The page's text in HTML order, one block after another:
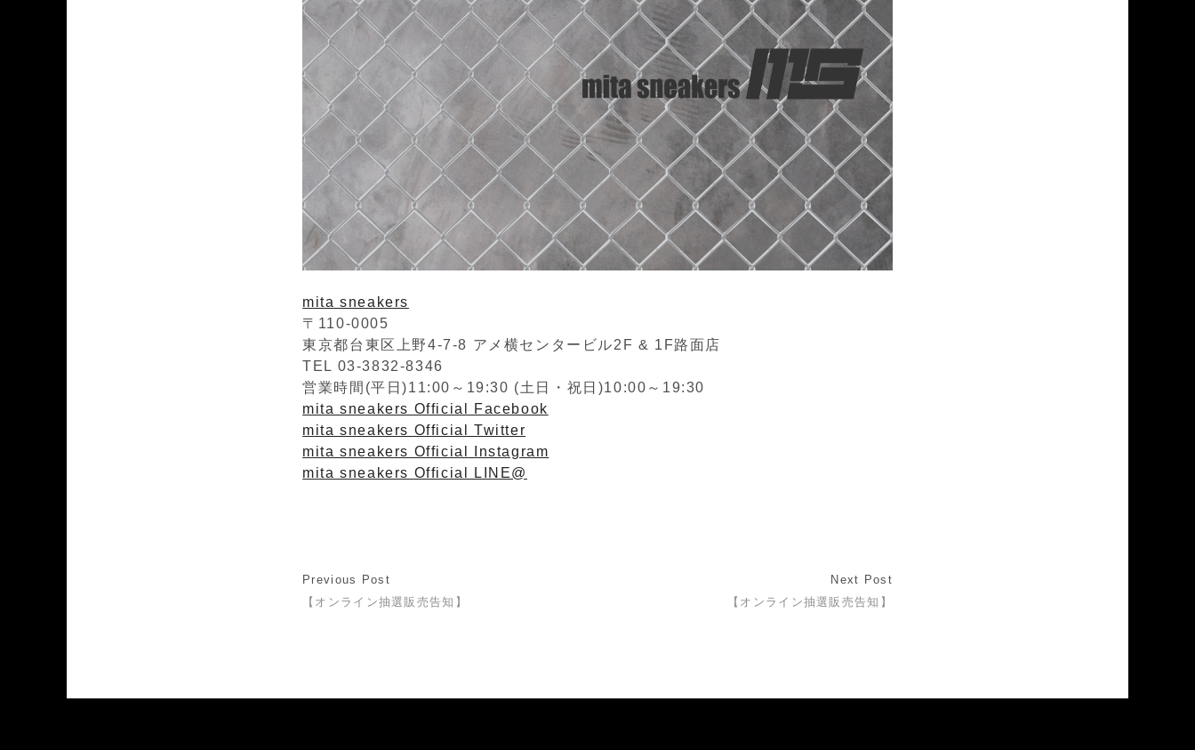
mita sneakers
〒110-0005
東京都台東区上野4-7-8 アメ横センタービル2F & 1F路面店
TEL 03-3832-8346
営業時間(平日)11:00～19:30 (土日・祝日)10:00～19:30
mita sneakers Official Facebook
mita sneakers Official Twitter
mita sneakers Official Instagram
mita sneakers Official LINE@
Previous Post
【オンライン抽選販売告知】
Next Post
【オンライン抽選販売告知】